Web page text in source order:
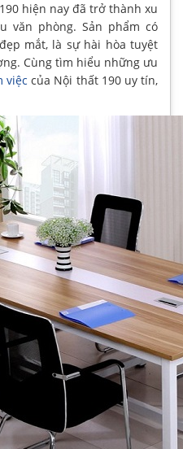
hiện nay đã trở thành xu
văn phòng. Sản phẩm có
mắt, là sự hài hòa tuyệt
Cùng tìm hiểu những ưu
việc của Nội thất 190 uy tín,